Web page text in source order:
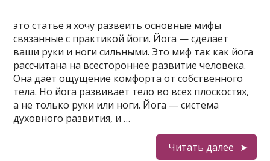
это статье я хочу развеить основные мифы
связанные с практикой йоги. Йога — сделает
ваши руки и ноги сильными. Это миф так как йога
рассчитана на всестороннее развитие человека.
Она даёт ощущение комфорта от собственного
тела. Но йога развивает тело во всех плоскостях,
а не только руки или ноги. Йога — система
духовного развития, и …
Читать далее